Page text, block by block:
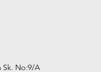
Sk. No:9/A